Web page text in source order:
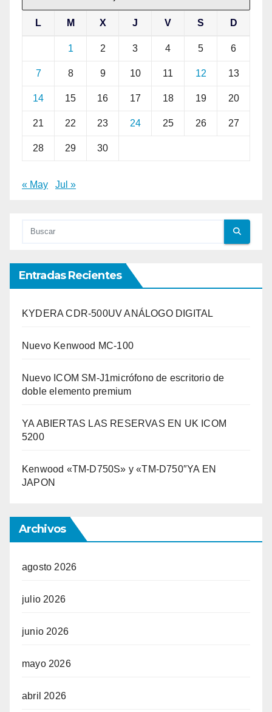
L M X J V S D
1 2 3 4 5 6
7 8 9 10 11 12 13
14 15 16 17 18 19 20
21 22 23 24 25 26 27
28 29 30
« May Jul »
Entradas Recientes
KYDERA CDR-500UV ANÁLOGO DIGITAL
Nuevo Kenwood MC-100
Nuevo ICOM SM-J1micrófono de escritorio de
doble elemento premium
YA ABIERTAS LAS RESERVAS EN UK ICOM
5200
Kenwood «TM-D750S» y «TM-D750″YA EN
JAPON
Archivos
agosto 2026
julio 2026
junio 2026
mayo 2026
abril 2026